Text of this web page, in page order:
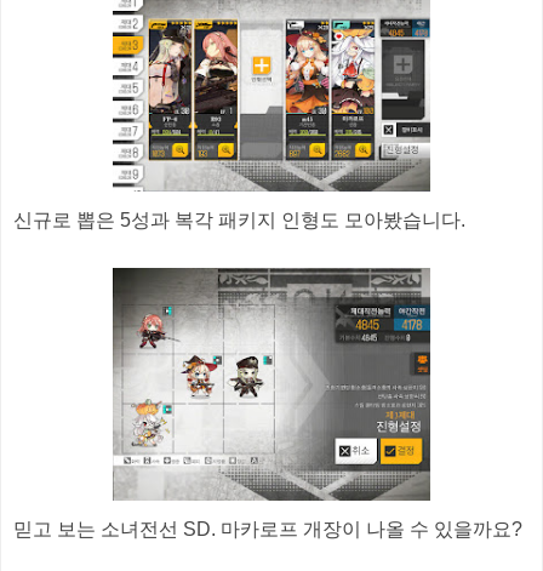
신규로 뽑은 5성과 복각 패키지 인형도 모아봤습니다.
믿고 보는 소녀전선 SD. 마카로프 개장이 나올 수 있을까요?